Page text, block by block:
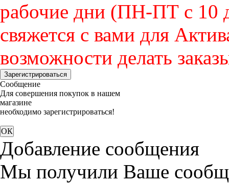
рабочие дни (ПН-ПТ с 10
свяжется с вами для
возможности делать
Зарегистрироваться
Сообщение
Для совершения покупок в нашем
магазине
необходимо зарегистрироваться!
Добавление сообщения
Мы получили Ваше